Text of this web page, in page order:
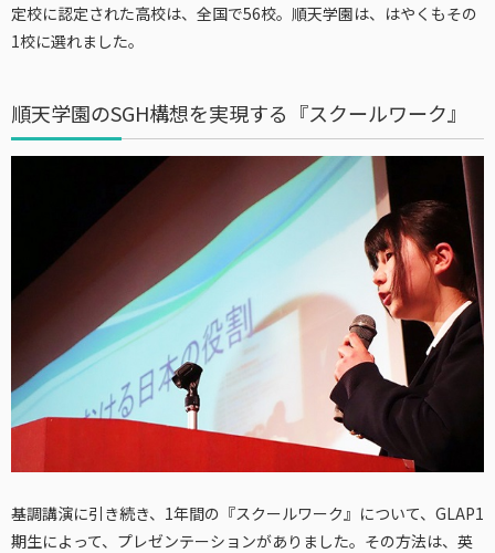
定校に認定された高校は、全国で56校。順天学園は、はやくもその
1校に選れました。
順天学園のSGH構想を実現する『スクールワーク』
基調講演に引き続き、1年間の『スクールワーク』について、GLAP1
期生によって、プレゼンテーションがありました。その方法は、英